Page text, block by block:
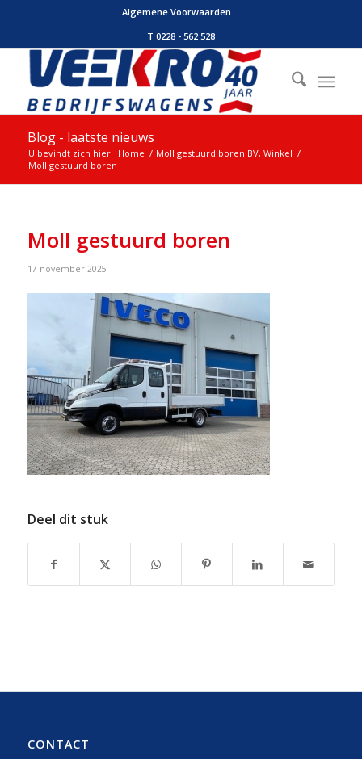
Algemene Voorwaarden
T 0228 - 562 528
Blog - laatste nieuws
U bevindt zich hier: Home / Moll gestuurd boren BV, Winkel /
Moll gestuurd boren
Moll gestuurd boren
17 november 2025
Deel dit stuk
CONTACT